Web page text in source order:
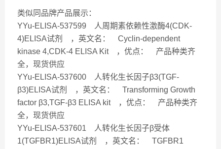
类似同品牌产品展示：
YYu-ELISA-537599 人周期素依赖性激酶4(CDK-
4)ELISA试剂 ，英文名： Cyclin-dependent
kinase 4,CDK-4 ELISA Kit ，优点： 产品种类齐
全，现货供应
YYu-ELISA-537600 人转化生长因子β3(TGF-
β3)ELISA试剂 ，英文名： Transforming Growth
factor β3,TGF-β3 ELISA kit ，优点： 产品种类齐
全，现货供应
YYu-ELISA-537601 人转化生长因子β受体
1(TGFBR1)ELISA试剂 ，英文名： TGFBR1